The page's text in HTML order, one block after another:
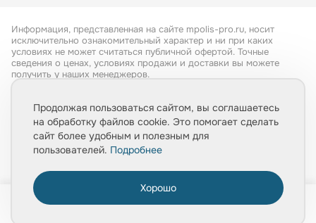
Информация, представленная на сайте mpolis-pro.ru, носит
исключительно ознакомительный характер и ни при каких
условиях не может считаться публичной офертой. Точные
сведения о ценах, условиях продажи и доставки вы можете
получить у наших менеджеров.
Обработка персональных данных
Политика конфиденциальности
Продолжая пользоваться сайтом, вы соглашаетесь
на обработку файлов cookie. Это помогает сделать
сайт более удобным и полезным для
пользователей. Подробнее
Хорошо